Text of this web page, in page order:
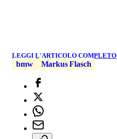
LEGGI L'ARTICOLO COMPLETO
bmw Markus Flasch